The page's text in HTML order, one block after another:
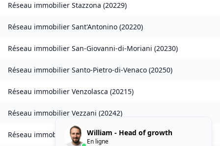
Réseau immobilier Stazzona (20229)
Réseau immobilier Sant'Antonino (20220)
Réseau immobilier San-Giovanni-di-Moriani (20230)
Réseau immobilier Santo-Pietro-di-Venaco (20250)
Réseau immobilier Venzolasca (20215)
Réseau immobilier Vezzani (20242)
Réseau immobilierZilia (20214)
William - Head of growth
En ligne